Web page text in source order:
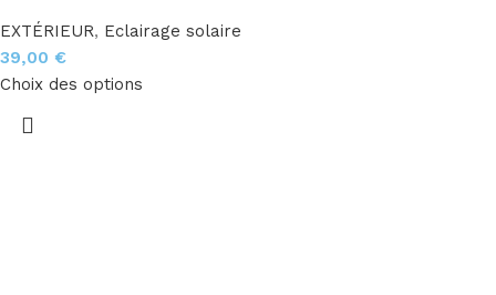
EXTÉRIEUR, Eclairage solaire
39,00 €
Choix des options